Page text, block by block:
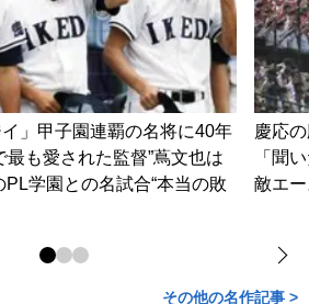
イ」甲子園連覇の名将に40年
も愛された監督”蔦文也は
学園との名試合“本当の敗
慶応
「聞
敵エ
その他の名作記事 >